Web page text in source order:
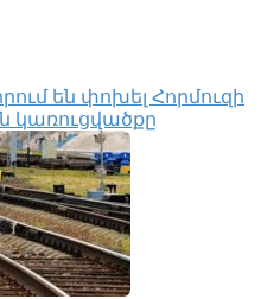
են փոխել Հորմուզի
կառուցվածքը